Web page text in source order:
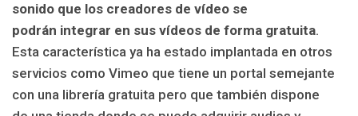
sonido que los creadores de vídeo se
podrán integrar en sus vídeos de forma gratuita.
Esta característica ya ha estado implantada en otros
servicios como Vimeo que tiene un portal semejante
con una librería gratuita pero que también dispone